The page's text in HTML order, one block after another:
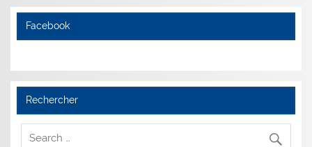
Facebook
Rechercher